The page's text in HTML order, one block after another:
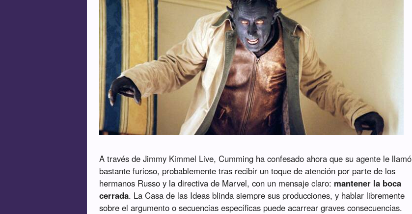
A través de Jimmy Kimmel Live, Cumming ha confesado ahora que su agente le llamó
bastante furioso, probablemente tras recibir un toque de atención por parte de los
hermanos Russo y la directiva de Marvel, con un mensaje claro: mantener la boca
cerrada. La Casa de las Ideas blinda siempre sus producciones, y hablar libremente
sobre el argumento o secuencias específicas puede acarrear graves consecuencias.